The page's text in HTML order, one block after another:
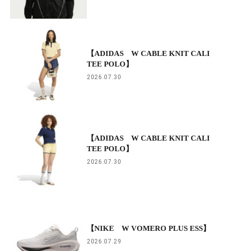
【ADIDAS W CABLE KNIT CALI
TEE POLO】
2026.07.30
【ADIDAS W CABLE KNIT CALI
TEE POLO】
2026.07.30
【NIKE W VOMERO PLUS ESS】
2026.07.29